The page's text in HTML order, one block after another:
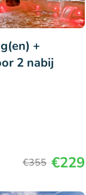
+
2 nabij
€355 €229